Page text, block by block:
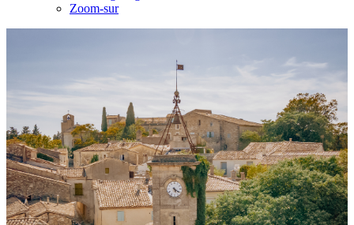
Zoom-sur